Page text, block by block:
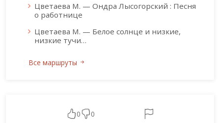
Цветаева М. — Ондра Лысогорский : Песня
о работнице
Цветаева М. — Белое солнце и низкие,
низкие тучи…
Все маршруты
0 0